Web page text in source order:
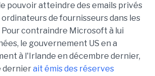
pouvoir atteindre des emails privés
de fournisseurs dans les
contraindre Microsoft à lui
le gouvernement US en a
à l'Irlande en décembre dernier,
dernierait émis des réserves